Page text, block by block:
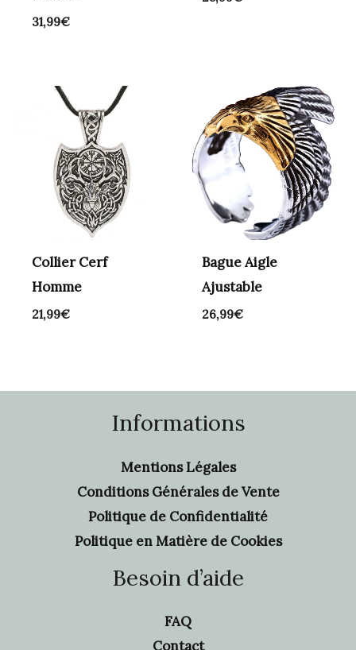
31,99€
Collier Cerf
Homme
21,99€
Bague Aigle
Ajustable
26,99€
Informations
Mentions Légales
Conditions Générales de Vente
Politique de Confidentialité
Politique en Matière de Cookies
Besoin d’aide
FAQ
Contact